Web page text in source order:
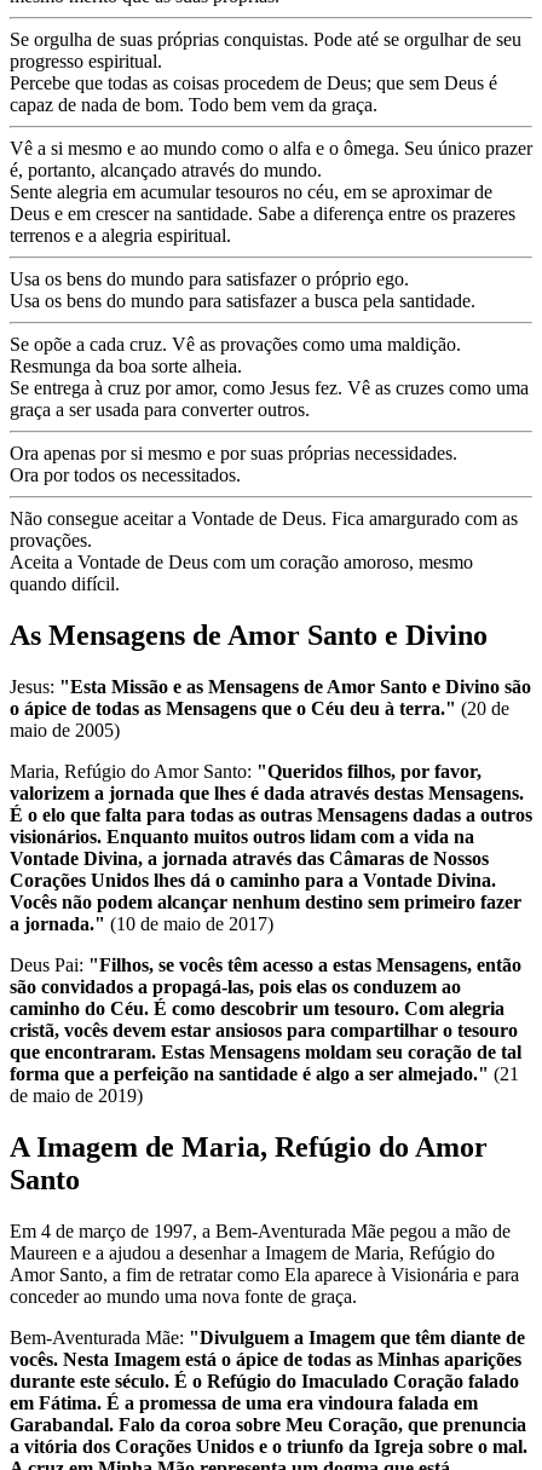
Se orgulha de suas próprias conquistas. Pode até se orgulhar de seu
progresso espiritual.
Percebe que todas as coisas procedem de Deus; que sem Deus é
capaz de nada de bom. Todo bem vem da graça.
Vê a si mesmo e ao mundo como o alfa e o ômega. Seu único prazer
é, portanto, alcançado através do mundo.
Sente alegria em acumular tesouros no céu, em se aproximar de
Deus e em crescer na santidade. Sabe a diferença entre os prazeres
terrenos e a alegria espiritual.
Usa os bens do mundo para satisfazer o próprio ego.
Usa os bens do mundo para satisfazer a busca pela santidade.
Se opõe a cada cruz. Vê as provações como uma maldição.
Resmunga da boa sorte alheia.
Se entrega à cruz por amor, como Jesus fez. Vê as cruzes como uma
graça a ser usada para converter outros.
Ora apenas por si mesmo e por suas próprias necessidades.
Ora por todos os necessitados.
Não consegue aceitar a Vontade de Deus. Fica amargurado com as
provações.
Aceita a Vontade de Deus com um coração amoroso, mesmo
quando difícil.
As Mensagens de Amor Santo e Divino
Jesus: "Esta Missão e as Mensagens de Amor Santo e Divino são
o ápice de todas as Mensagens que o Céu deu à terra." (20 de
maio de 2005)
Maria, Refúgio do Amor Santo: "Queridos filhos, por favor,
valorizem a jornada que lhes é dada através destas Mensagens.
É o elo que falta para todas as outras Mensagens dadas a outros
visionários. Enquanto muitos outros lidam com a vida na
Vontade Divina, a jornada através das Câmaras de Nossos
Corações Unidos lhes dá o caminho para a Vontade Divina.
Vocês não podem alcançar nenhum destino sem primeiro fazer
a jornada." (10 de maio de 2017)
Deus Pai: "Filhos, se vocês têm acesso a estas Mensagens, então
são convidados a propagá-las, pois elas os conduzem ao
caminho do Céu. É como descobrir um tesouro. Com alegria
cristã, vocês devem estar ansiosos para compartilhar o tesouro
que encontraram. Estas Mensagens moldam seu coração de tal
forma que a perfeição na santidade é algo a ser almejado." (21
de maio de 2019)
A Imagem de Maria, Refúgio do Amor
Santo
Em 4 de março de 1997, a Bem-Aventurada Mãe pegou a mão de
Maureen e a ajudou a desenhar a Imagem de Maria, Refúgio do
Amor Santo, a fim de retratar como Ela aparece à Visionária e para
conceder ao mundo uma nova fonte de graça.
Bem-Aventurada Mãe: "Divulguem a Imagem que têm diante de
vocês. Nesta Imagem está o ápice de todas as Minhas aparições
durante este século. É o Refúgio do Imaculado Coração falado
em Fátima. É a promessa de uma era vindoura falada em
Garabandal. Falo da coroa sobre Meu Coração, que prenuncia
a vitória dos Corações Unidos e o triunfo da Igreja sobre o mal.